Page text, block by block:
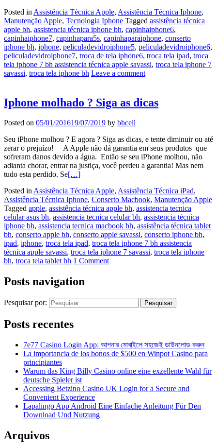
Posted in Assistência Técnica Apple, Assistência Técnica Iphone,
Manutenção Apple, Tecnologia Iphone Tagged assistência técnica
apple bh, assistencia técnica iphone bh, capinhaiphone6,
capinhaiphone7, capinhapara5s, capinhaparaiphone, conserto
iphone bh, iphone, peliculadevidroiphone5, peliculadevidroiphone6,
peliculadevidroiphone7, troca de tela iphone6, troca tela ipad, troca
tela iphone 7 bh assistencia técnica apple savassi, troca tela iphone 7
savassi, troca tela iphone bh Leave a comment
Iphone molhado ? Siga as dicas
Posted on 05/01/201619/07/2019 by bhcell
Seu iPhone molhou ? E agora ? Siga as dicas, e tente diminuir ou até
zerar o prejuízo! A Apple não dá garantia em seus produtos que
sofreram danos devido a água. Então se seu iPhone molhou, não
adianta chorar, entrar na justiça, você perdeu a garantia! Mas nem
tudo esta perdido. Se[…]
Posted inAssistência Técnica Apple, Assistência Técnica iPad,
Assistência Técnica Iphone, Conserto Macbook, Manutenção Apple
Tagged apple, assistência técnica apple bh, assistencia tecnica
celular asus bh, assistencia tecnica celular bh, assistencia técnica
iphone bh, assistencia tecnica macbook bh, assistência técnica tablet
bh, conserto apple bh, conserto apple savassi, conserto iphone bh,
ipad, iphone, troca tela ipad, troca tela iphone 7 bh assistencia
técnica apple savassi, troca tela iphone 7 savassi, troca tela iphone
bh, troca tela tablet bh 1 Comment
Posts navigation
Pesquisar por:
Posts recentes
7e77 Casino Login App: আপনার মোবাইলে সহজেই ডাউনলোড করুন
La importancia de los bonos de $500 en Winpot Casino para
principiantes
Warum das King Billy Casino online eine exzellente Wahl für
deutsche Spieler ist
Accessing Betzino Casino UK Login for a Secure and
Convenient Experience
Lapalingo App Android Eine Einfache Anleitung Für Den
Download Und Nutzung
Arquivos